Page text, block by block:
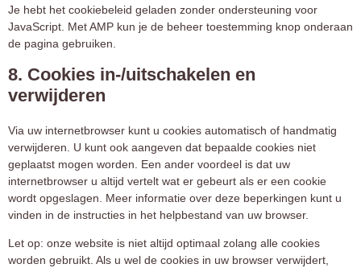
Je hebt het cookiebeleid geladen zonder ondersteuning voor
JavaScript. Met AMP kun je de beheer toestemming knop onderaan
de pagina gebruiken.
8. Cookies in-/uitschakelen en
verwijderen
Via uw internetbrowser kunt u cookies automatisch of handmatig
verwijderen. U kunt ook aangeven dat bepaalde cookies niet
geplaatst mogen worden. Een ander voordeel is dat uw
internetbrowser u altijd vertelt wat er gebeurt als er een cookie
wordt opgeslagen. Meer informatie over deze beperkingen kunt u
vinden in de instructies in het helpbestand van uw browser.
Let op: onze website is niet altijd optimaal zolang alle cookies
worden gebruikt. Als u wel de cookies in uw browser verwijdert,